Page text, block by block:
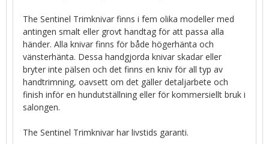
The Sentinel Trimknivar finns i fem olika modeller med
antingen smalt eller grovt handtag för att passa alla
händer. Alla knivar finns för både högerhänta och
vänsterhänta. Dessa handgjorda knivar skadar eller
bryter inte pälsen och det finns en kniv för all typ av
handtrimning, oavsett om det gäller detaljarbete och
finish inför en hundutställning eller för kommersiellt bruk i
salongen.
The Sentinel Trimknivar har livstids garanti.